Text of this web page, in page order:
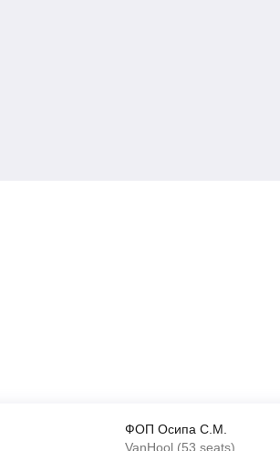
ФОП Осипа С.М.
VanHool (53 seats)